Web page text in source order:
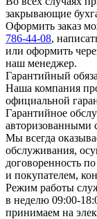
закрывающие
Оформить заказ
786-44-08,
или оформить
наш менеджер.
Гарантийный
Наша компания
официальной
Гарантийное
авторизованными
Мы всегда
обслуживания,
договоренность
и покупателем,
Режим работы
в неделю 09:00-
принимаем на